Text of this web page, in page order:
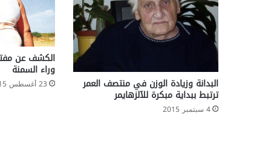
ف
ي
ر
ا
ك
ا
ل
آ
خ
البدانة وزيادة الوزن في منتصف العمر
ترتبط ببداية مبكرة للآلزهايمر
4 سبتمبر 2015
الكشف عن
وراء السمنة
23 أغسطس 2015